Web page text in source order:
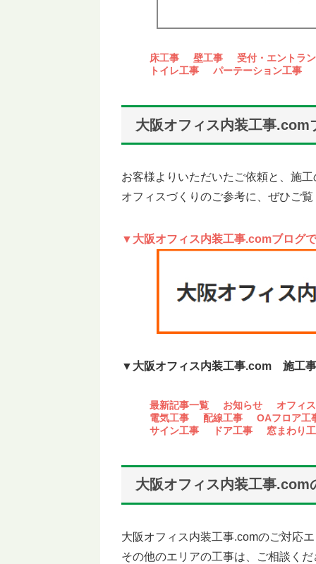
床工事 壁工事
受付・エントラ
トイレ工事
パーテーション工事
大阪オフィス内装工事.com
お客様よりいただいたご依頼と、施
オフィスづくりのご参考に、ぜひご
▼大阪オフィス内装工事.comブログ
▼大阪オフィス内装工事.com 施工
最新記事一覧 お知らせ
オフィ
電気工事
配線工事
OAフロア工
サイン工事
ドア工事 窓まわり
大阪オフィス内装工事.com
大阪オフィス内装工事.comのご対応
その他のエリアの工事は、ご相談くだ